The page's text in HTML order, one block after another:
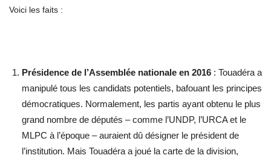
Voici les faits :
Présidence de l’Assemblée nationale en 2016 : Touadéra a
manipulé tous les candidats potentiels, bafouant les principes
démocratiques. Normalement, les partis ayant obtenu le plus
grand nombre de députés – comme l’UNDP, l’URCA et le
MLPC à l’époque – auraient dû désigner le président de
l’institution. Mais Touadéra a joué la carte de la division,